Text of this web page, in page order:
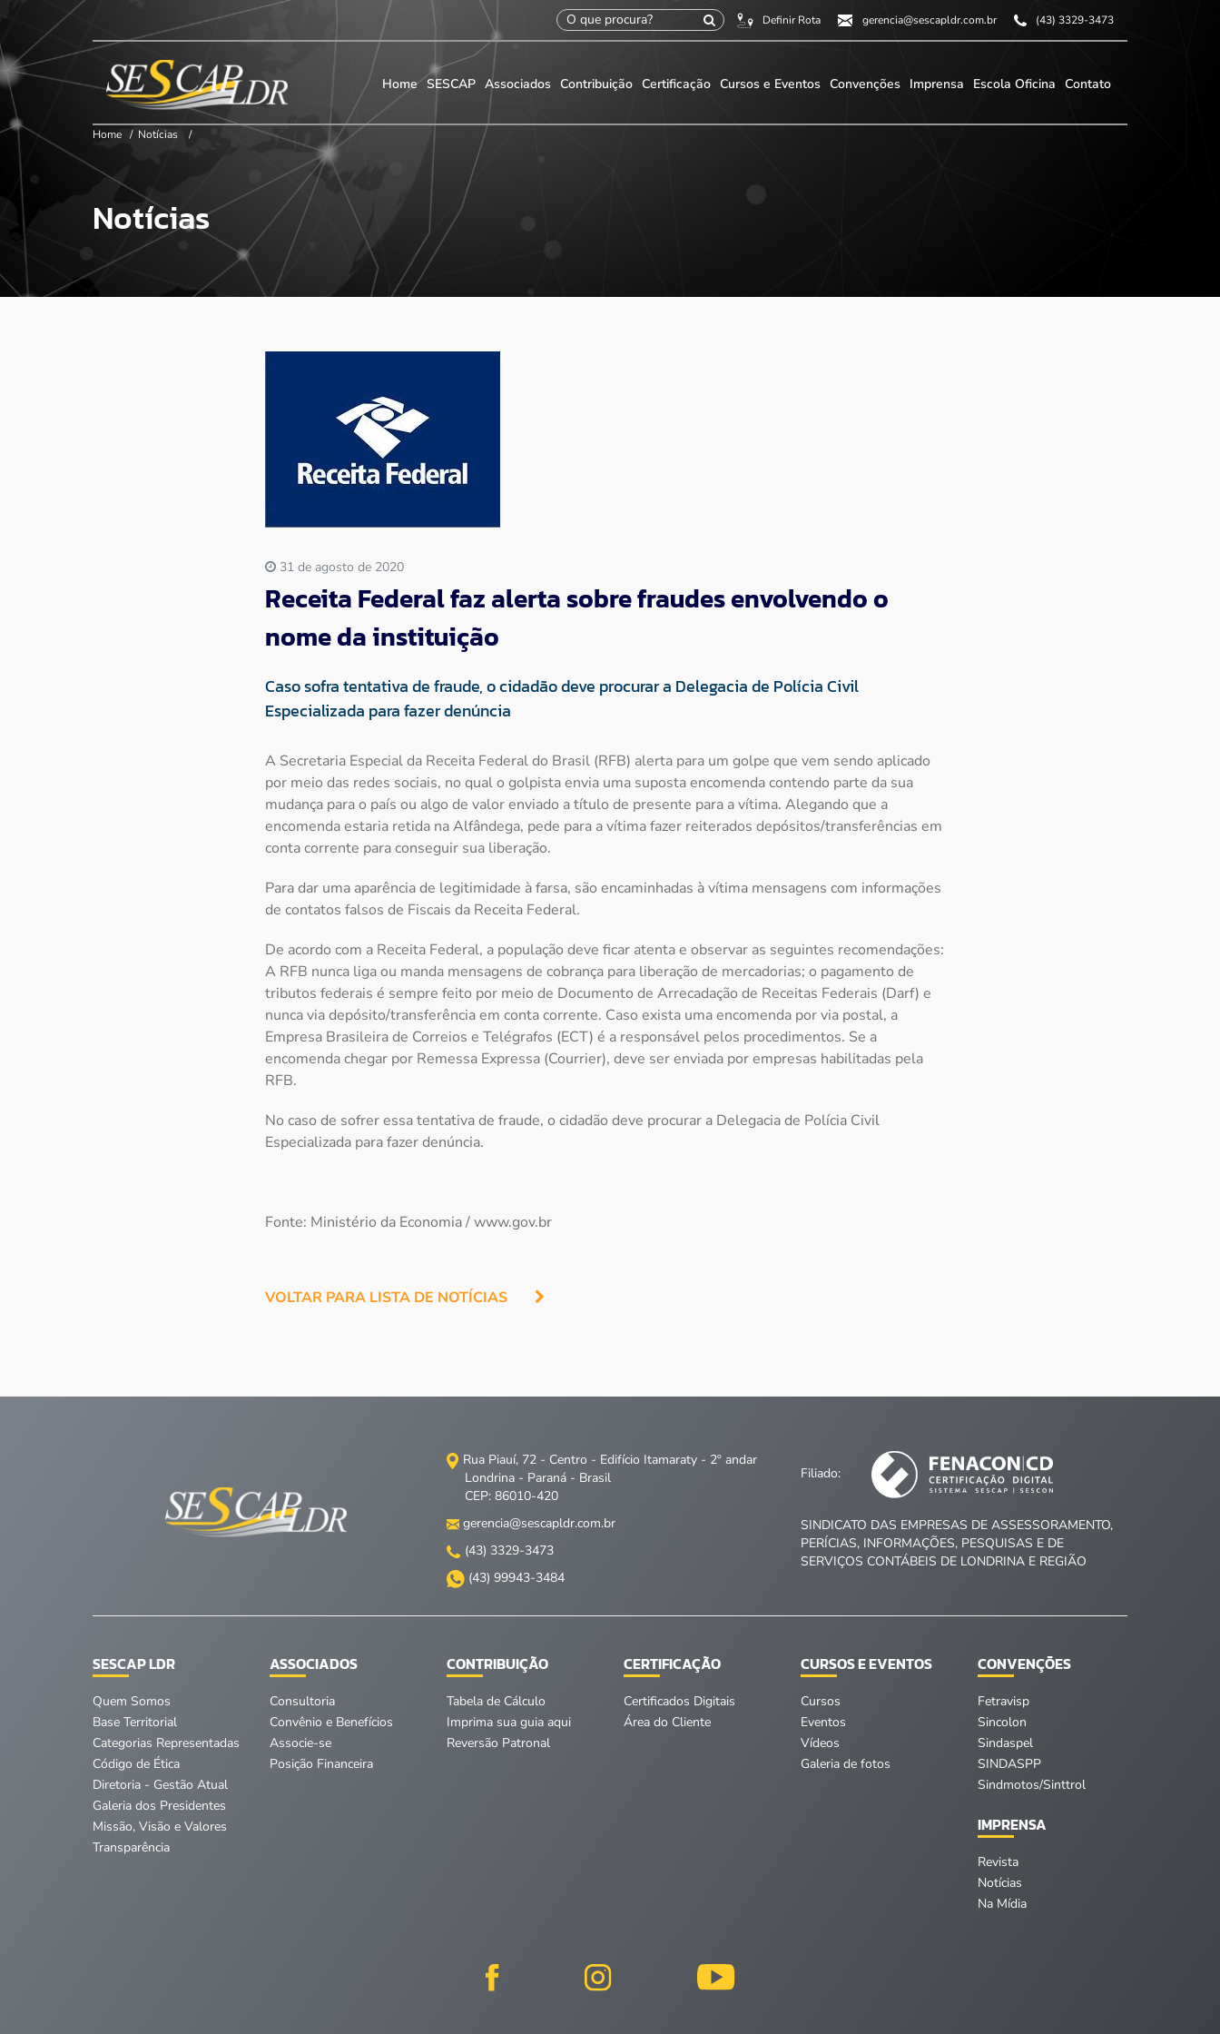
Definir Rota gerencia@sescapldr.com.br (43) 3329-3473
Home SESCAP Associados Contribuição Certificação Cursos e Eventos Convenções Imprensa Escola Oficina Contato
×
Início
SESCAP
Associados
Contribuição
Certificação
Home / Notícias /
Notícias
31 de agosto de 2020
Receita Federal faz alerta sobre fraudes envolvendo o
nome da instituição
Caso sofra tentativa de fraude, o cidadão deve procurar a Delegacia de Polícia Civil
Especializada para fazer denúncia
A Secretaria Especial da Receita Federal do Brasil (RFB) alerta para um golpe que vem sendo aplicado
por meio das redes sociais, no qual o golpista envia uma suposta encomenda contendo parte da sua
mudança para o país ou algo de valor enviado a título de presente para a vítima. Alegando que a
encomenda estaria retida na Alfândega, pede para a vítima fazer reiterados depósitos/transferências em
conta corrente para conseguir sua liberação.
Para dar uma aparência de legitimidade à farsa, são encaminhadas à vítima mensagens com informações
de contatos falsos de Fiscais da Receita Federal.
De acordo com a Receita Federal, a população deve ficar atenta e observar as seguintes recomendações:
A RFB nunca liga ou manda mensagens de cobrança para liberação de mercadorias; o pagamento de
tributos federais é sempre feito por meio de Documento de Arrecadação de Receitas Federais (Darf) e
nunca via depósito/transferência em conta corrente. Caso exista uma encomenda por via postal, a
Empresa Brasileira de Correios e Telégrafos (ECT) é a responsável pelos procedimentos. Se a
encomenda chegar por Remessa Expressa (Courrier), deve ser enviada por empresas habilitadas pela
RFB.
No caso de sofrer essa tentativa de fraude, o cidadão deve procurar a Delegacia de Polícia Civil
Especializada para fazer denúncia.
Fonte: Ministério da Economia / www.gov.br
VOLTAR PARA LISTA DE NOTÍCIAS
Rua Piauí, 72 - Centro - Edifício Itamaraty - 2º andar
Londrina - Paraná - Brasil
CEP: 86010-420
gerencia@sescapldr.com.br
(43) 3329-3473
(43) 99943-3484
Filiado:
SINDICATO DAS EMPRESAS DE ASSESSORAMENTO,
PERÍCIAS, INFORMAÇÕES, PESQUISAS E DE
SERVIÇOS CONTÁBEIS DE LONDRINA E REGIÃO
SESCAP LDR
Quem Somos
Base Territorial
Categorias Representadas
Código de Ética
Diretoria - Gestão Atual
Galeria dos Presidentes
Missão, Visão e Valores
Transparência
ASSOCIADOS
Consultoria
Convênio e Benefícios
Associe-se
Posição Financeira
CONTRIBUIÇÃO
Tabela de Cálculo
Imprima sua guia aqui
Reversão Patronal
CERTIFICAÇÃO
Certificados Digitais
Área do Cliente
CURSOS E EVENTOS
Cursos
Eventos
Vídeos
Galeria de fotos
CONVENÇÕES
Fetravisp
Sincolon
Sindaspel
SINDASPP
Sindmotos/Sinttrol
IMPRENSA
Revista
Notícias
Na Mídia